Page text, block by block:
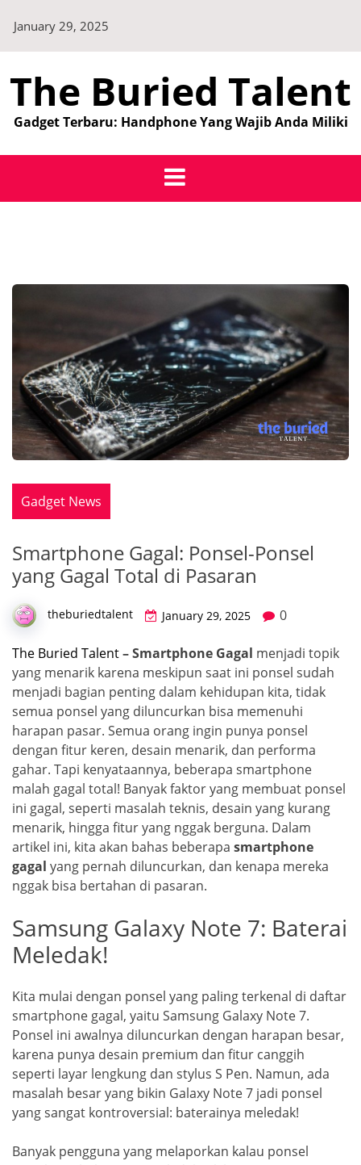
content
January 29, 2025
The Buried Talent
Gadget Terbaru: Handphone Yang Wajib Anda Miliki
Gadget News
Smartphone Gagal: Ponsel-Ponsel
yang Gagal Total di Pasaran
theburiedtalent January 29, 2025 0
The Buried Talent– Smartphone Gagal menjadi topik
yang menarik karena meskipun saat ini ponsel sudah
menjadi bagian penting dalam kehidupan kita, tidak
semua ponsel yang diluncurkan bisa memenuhi
harapan pasar. Semua orang ingin punya ponsel
dengan fitur keren, desain menarik, dan performa
gahar. Tapi kenyataannya, beberapa smartphone
malah gagal total! Banyak faktor yang membuat ponsel
ini gagal, seperti masalah teknis, desain yang kurang
menarik, hingga fitur yang nggak berguna. Dalam
artikel ini, kita akan bahas beberapa smartphone
gagal yang pernah diluncurkan, dan kenapa mereka
nggak bisa bertahan di pasaran.
Samsung Galaxy Note 7: Baterai
Meledak!
Kita mulai dengan ponsel yang paling terkenal di daftar
smartphone gagal, yaitu Samsung Galaxy Note 7.
Ponsel ini awalnya diluncurkan dengan harapan besar,
karena punya desain premium dan fitur canggih
seperti layar lengkung dan stylus S Pen. Namun, ada
masalah besar yang bikin Galaxy Note 7 jadi ponsel
yang sangat kontroversial: baterainya meledak!
Banyak pengguna yang melaporkan kalau ponsel